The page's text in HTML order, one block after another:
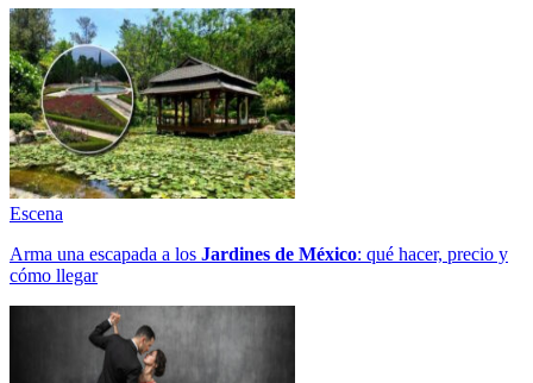
Escena
Arma una escapada a los Jardines de México: qué hacer, precio y
cómo llegar